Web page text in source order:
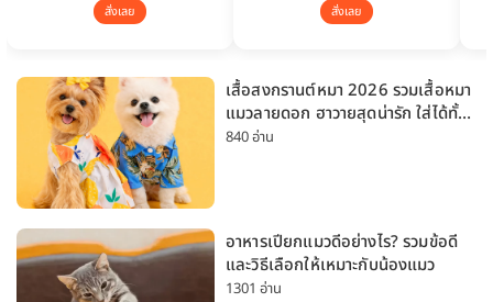
สั่งเลย สั่งเลย
เสื้อสงกรานต์หมา 2026 รวมเสื้อหมา
แมวลายดอก ฮาวายสุดน่ารัก ใส่ได้ทั้ง
หมาเล็กและหมาใหญ่
840 อ่าน
อาหารเปียกแมวดีอย่างไร? รวมข้อดี
และวิธีเลือกให้เหมาะกับน้องแมว
1301 อ่าน